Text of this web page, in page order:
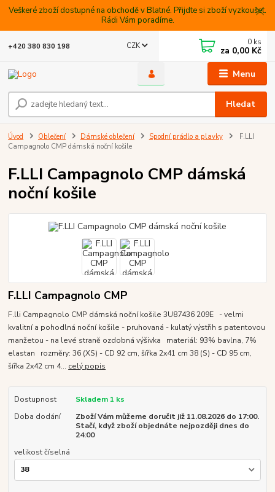
Veškeré zboží dostupné na obchodě v Blatné. Přijdte si zboží vyzkoušet.
Rádi Vám poradíme.
Menu
CZK
Hledat
+420 380 830 198 0 ks
za 0,00 Kč
Úvod Oblečení Dámské oblečení Spodní prádlo a plavky
F.LLI
Campagnolo CMP dámská noční košile
F.LLI Campagnolo CMP dámská
noční košile
F.LLI Campagnolo CMP
F.lli Campagnolo CMP dámská noční košile 3U87436 209E - velmi
kvalitní a pohodlná noční košile - pruhovaná - kulatý výstřih s patentovou
manžetou - na levé straně ozdobná výšivka materiál: 93% bavlna, 7%
elastan rozměry: 36 (XS) - CD 92 cm, šířka 2x41 cm 38 (S) - CD 95 cm,
šířka 2x42 cm 4... celý popis
Dostupnost
Skladem 1 ks
Doba dodání
Zboží Vám můžeme doručit již 11.08.2026 do 17:00.
Stačí, když zboží objednáte nejpozději dnes do
24:00
velikost číselná